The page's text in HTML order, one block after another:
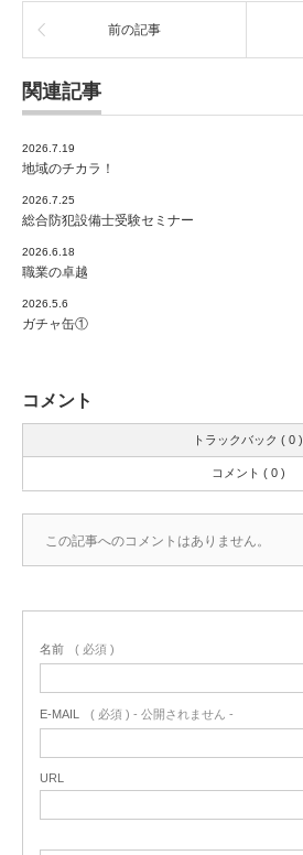
前の記事
関連記事
2026.7.19
地域のチカラ！
2026.7.25
総合防犯設備士受験セミナー
2026.6.18
職業の卓越
2026.5.6
ガチャ缶①
コメント
トラックバック ( 0 )
コメント ( 0 )
この記事へのコメントはありません。
名前 ( 必須 )
E-MAIL ( 必須 ) - 公開されません -
URL